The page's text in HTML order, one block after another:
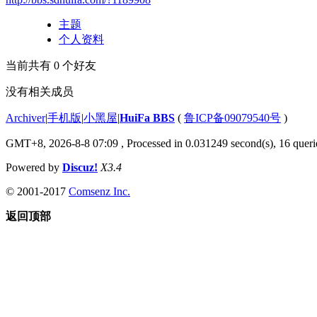
主题
个人资料
当前共有 0 个好友
没有相关成员
Archiver|手机版|小黑屋|HuiFa BBS ( 鲁ICP备09079540号 )
GMT+8, 2026-8-8 07:09 , Processed in 0.031249 second(s), 16
Powered by Discuz! X3.4
© 2001-2017 Comsenz Inc.
返回顶部